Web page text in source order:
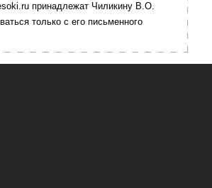
принадлежат Чиликину В.О.
только с его письменного